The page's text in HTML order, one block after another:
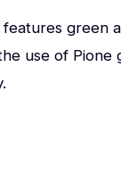
green
use of Pione